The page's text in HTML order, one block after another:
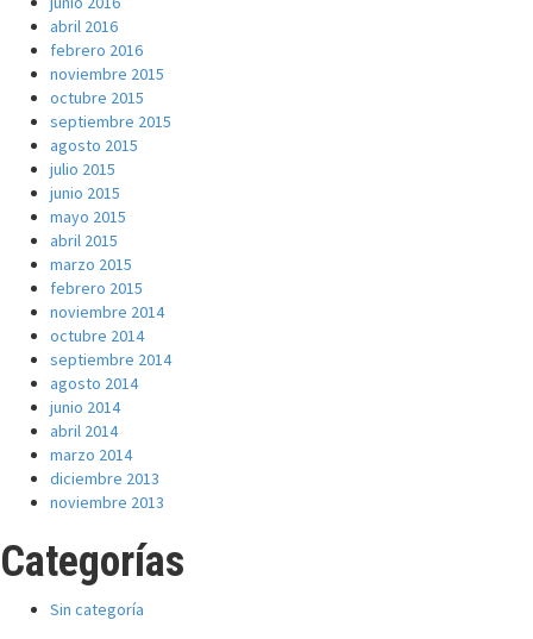
abril 2016
febrero 2016
noviembre 2015
octubre 2015
septiembre 2015
agosto 2015
julio 2015
junio 2015
mayo 2015
abril 2015
marzo 2015
febrero 2015
noviembre 2014
octubre 2014
septiembre 2014
agosto 2014
junio 2014
abril 2014
marzo 2014
diciembre 2013
noviembre 2013
Categorías
Sin categoría